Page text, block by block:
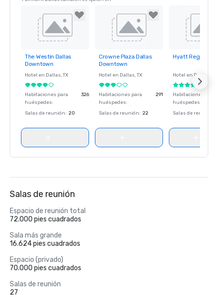
Removed from
favorites
The Westin Dallas
Downtown
Hotel en Dallas, TX
Habitaciones para
huéspedes:
326
Salas de reunión: 20
Removed from
favorites
Crowne Plaza Dallas
Downtown
Hotel en Dallas, TX
Habitaciones para
huéspedes:
291
Salas de reunión: 22
Removed
Hyatt Regency
Hotel en Dallas
Habitaciones para
huéspedes
Salas de reunión
Salas de reunión
Espacio de reunión total
72.000 pies cuadrados
Sala más grande
16.624 pies cuadrados
Espacio (privado)
70.000 pies cuadrados
Salas de reunión
27